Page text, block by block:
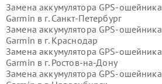
Замена аккумулятора GPS-ошейника
Garmin в г. Санкт-Петербург
Замена аккумулятора GPS-ошейника
Garmin в г. Краснодар
Замена аккумулятора GPS-ошейника
Garmin в г. Ростов-на-Дону
Замена аккумулятора GPS-ошейника